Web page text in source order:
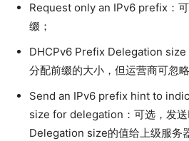
Request only an IPv6 prefix：
缀；
DHCPv6 Prefix Delegation size
分配前缀的大小，但运营商可忽略
Send an IPv6 prefix hint to
size for delegation：可选，发
Delegation size的值给上级服务